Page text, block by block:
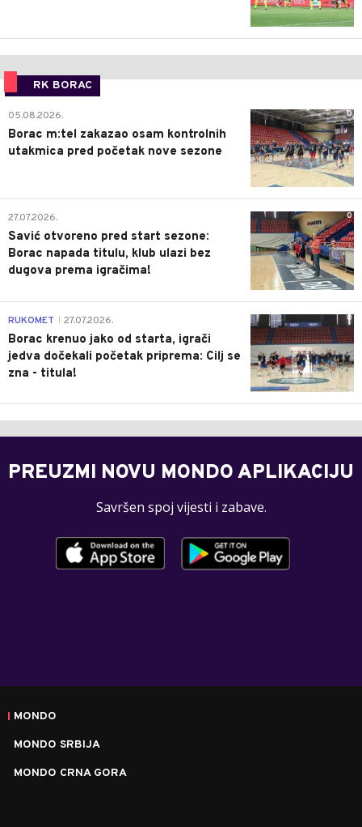
RK BORAC
0
05.08.2026.
Borac m:tel zakazao osam kontrolnih
utakmica pred početak nove sezone
0
27.07.2026.
Savić otvoreno pred start sezone:
Borac napada titulu, klub ulazi bez
dugova prema igračima!
0
RUKOMET 27.07.2026.
Borac krenuo jako od starta, igrači
jedva dočekali početak priprema: Cilj se
zna - titula!
PREUZMI NOVU MONDO APLIKACIJU
Savršen spoj vijesti i zabave.
MONDO
MONDO SRBIJA
MONDO CRNA GORA